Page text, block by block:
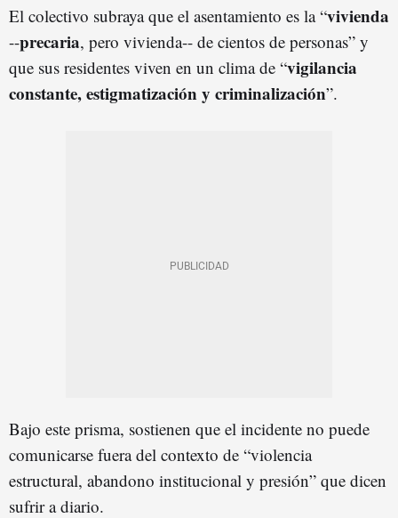
El colectivo subraya que el asentamiento es la “vivienda
--precaria, pero vivienda-- de cientos de personas” y
que sus residentes viven en un clima de “vigilancia
constante, estigmatización y criminalización”.
Bajo este prisma, sostienen que el incidente no puede
comunicarse fuera del contexto de “violencia
estructural, abandono institucional y presión” que dicen
sufrir a diario.